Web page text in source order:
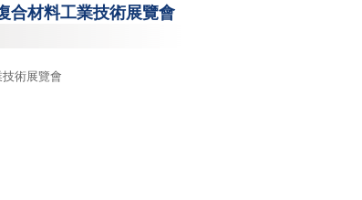
2017
合材料工業技術展覽會
術展覽會